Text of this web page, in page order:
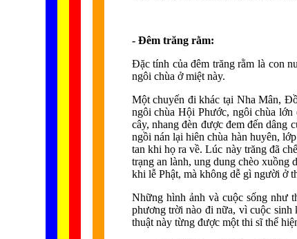
- Đêm trăng rằm:
Đặc tính của đêm trăng rằm là con
ngôi chùa ở miệt này.
Một chuyến đi khác tại Nha Mân,
ngôi chùa Hội Phước, ngôi chùa lớn
cây, nhang đèn được đem đến dâng
ngồi nán lại hiên chùa hàn huyên,
tan khi họ ra về. Lúc này trăng đã
trạng an lành, ung dung chèo xuồng
khi lễ Phật, mà không dễ gì người ở
Những hình ảnh và cuộc sống như
phương trời nào đi nữa, vì cuộc sinh
thuật này từng được một thi sĩ thể